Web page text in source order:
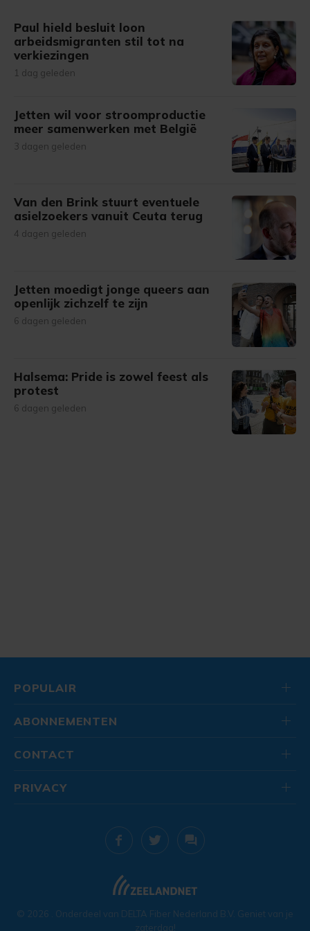
Paul hield besluit loon
arbeidsmigranten stil tot na
verkiezingen
1 dag geleden
Jetten wil voor stroomproductie
meer samenwerken met België
3 dagen geleden
Van den Brink stuurt eventuele
asielzoekers vanuit Ceuta terug
4 dagen geleden
Jetten moedigt jonge queers aan
openlijk zichzelf te zijn
6 dagen geleden
Halsema: Pride is zowel feest als
protest
6 dagen geleden
POPULAIR
ABONNEMENTEN
CONTACT
© 2026 . Onderdeel van DELTA Fiber Nederland B.V. Geniet van je
zaterdag!
PRIVACY